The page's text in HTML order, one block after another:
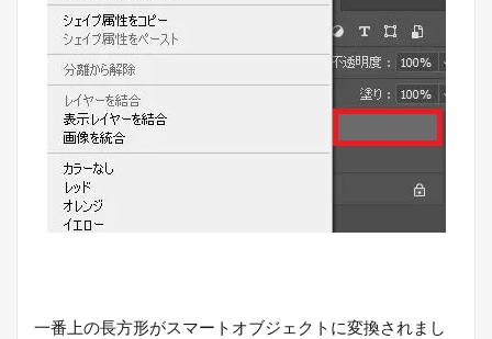
一番上の長方形がスマートオブジェクトに変換されまし